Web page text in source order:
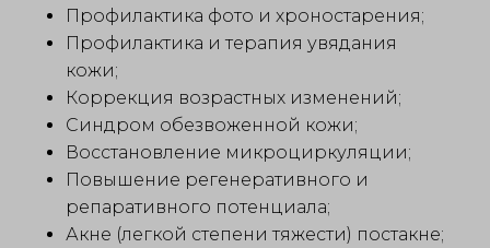
Профилактика фото и хроностарения;
Профилактика и терапия увядания
кожи;
Коррекция возрастных изменений;
Синдром обезвоженной кожи;
Восстановление микроциркуляции;
Повышение регенеративного и
репаративного потенциала;
Акне (легкой степени тяжести) постакне;